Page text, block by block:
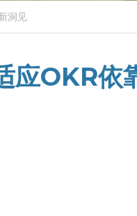
洞见
应OKR依